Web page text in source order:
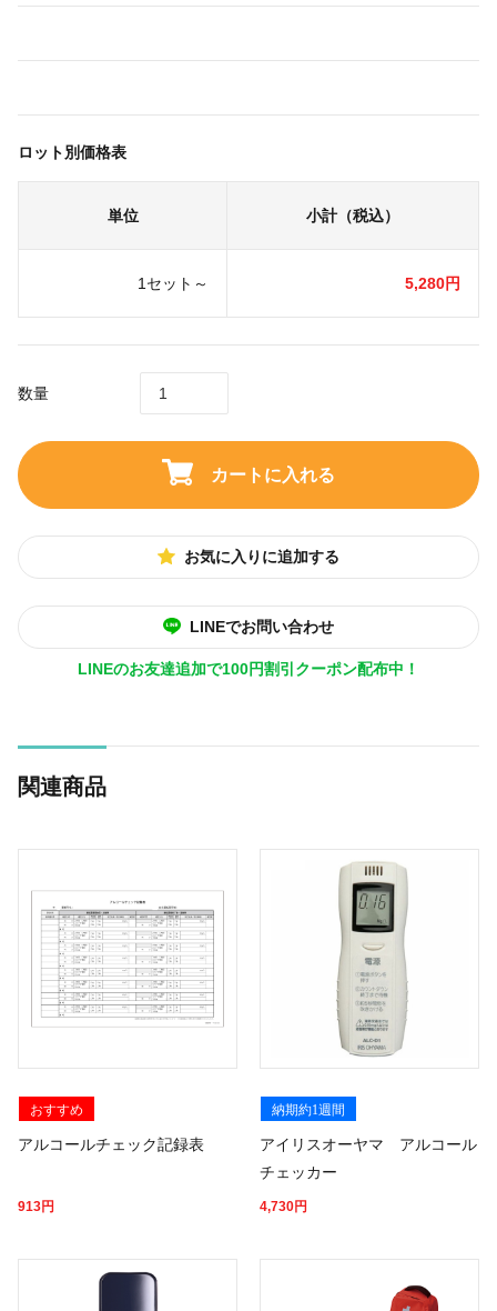
ロット別価格表
単位 小計（税込）
1セット～ 5,280円
数量
カートに入れる
お気に入りに追加する
LINEでお問い合わせ
LINEのお友達追加で100円割引クーポン配布中！
関連商品
おすすめ
アルコールチェック記録表
913円
納期約1週間
アイリスオーヤマ アルコール
チェッカー
4,730円